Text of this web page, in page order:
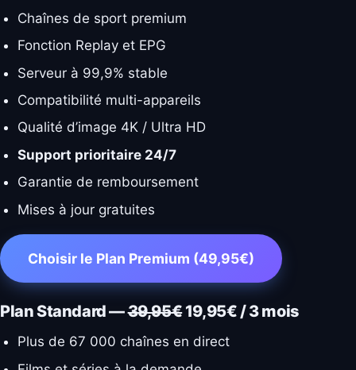
Chaînes de sport premium
Fonction Replay et EPG
Serveur à 99,9% stable
Compatibilité multi-appareils
Qualité d’image 4K / Ultra HD
Support prioritaire 24/7
Garantie de remboursement
Mises à jour gratuites
Choisir le Plan Premium (49,95€)
Plan Standard —39,95€19,95€ / 3 mois
Plus de 67 000 chaînes en direct